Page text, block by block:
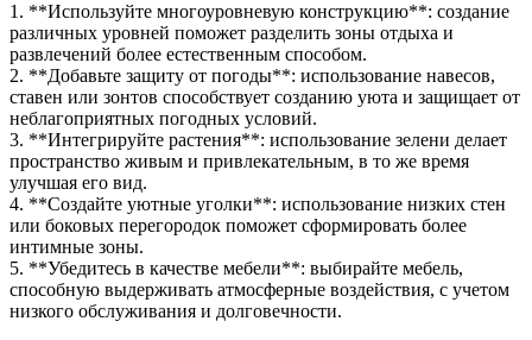
1. **Используйте многоуровневую конструкцию**: создание
различных уровней поможет разделить зоны отдыха и
развлечений более естественным способом.
2. **Добавьте защиту от погоды**: использование навесов,
ставен или зонтов способствует созданию уюта и защищает от
неблагоприятных погодных условий.
3. **Интегрируйте растения**: использование зелени делает
пространство живым и привлекательным, в то же время
улучшая его вид.
4. **Создайте уютные уголки**: использование низких стен
или боковых перегородок поможет сформировать более
интимные зоны.
5. **Убедитесь в качестве мебели**: выбирайте мебель,
способную выдерживать атмосферные воздействия, с учетом
низкого обслуживания и долговечности.